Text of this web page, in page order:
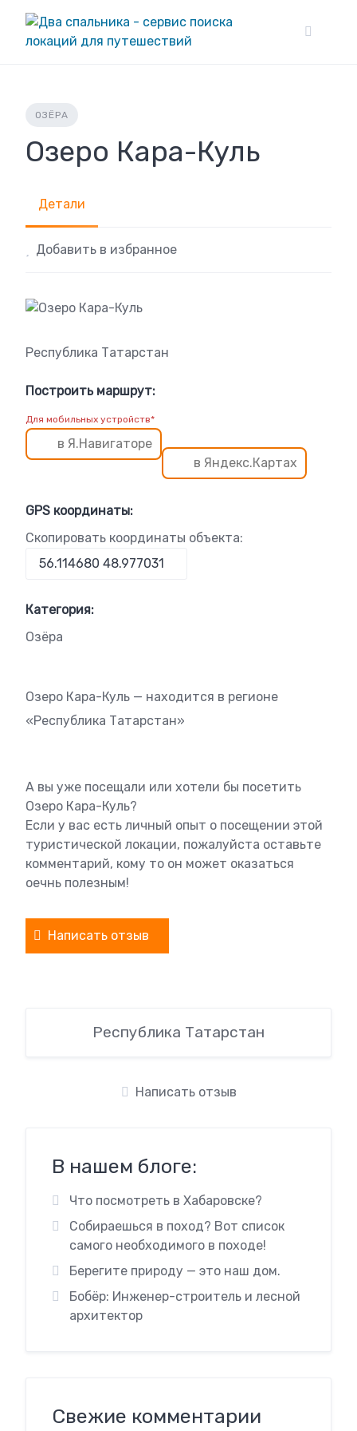
content
ОЗЁРА
Озеро Кара-Куль
Детали
Добавить в избранное
Республика Татарстан
Построить маршрут:
Для мобильных устройств*
в Я.Навигаторе
в Яндекс.Картах
GPS координаты:
Скопировать координаты объекта:
Категория:
Озёра
Озеро Кара-Куль — находится в регионе
«Республика Татарстан»
А вы уже посещали или хотели бы посетить
Озеро Кара-Куль?
Если у вас есть личный опыт о посещении этой
туристической локации, пожалуйста оставьте
комментарий, кому то он может оказаться
оечнь полезным!
Написать отзыв
Республика Татарстан
Написать отзыв
В нашем блоге:
Что посмотреть в Хабаровске?
Собираешься в поход? Вот список
самого необходимого в походе!
Берегите природу — это наш дом.
Бобёр: Инженер-строитель и лесной
архитектор
Свежие комментарии